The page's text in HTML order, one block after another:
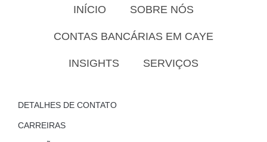
INÍCIO SOBRE NÓS
CONTAS BANCÁRIAS EM CAYE
INSIGHTS SERVIÇOS
DETALHES DE CONTATO
CARREIRAS